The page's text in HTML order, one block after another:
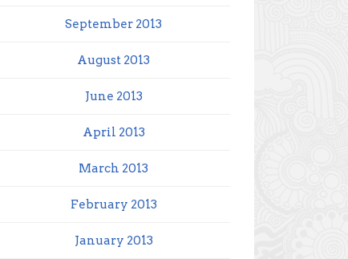
September 2013
August 2013
June 2013
April 2013
March 2013
February 2013
January 2013